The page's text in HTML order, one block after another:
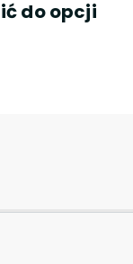
do opcji